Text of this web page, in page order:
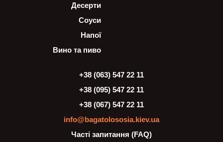
Десерти
Соуси
Напої
Вино та пиво
+38 (063) 547 22 11
+38 (095) 547 22 11
+38 (067) 547 22 11
info@bagatolososia.kiev.ua
Часті запитання (FAQ)